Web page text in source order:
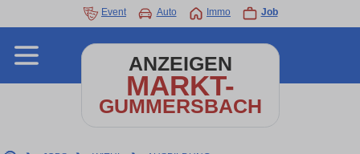
Event Auto Immo Job
ANZEIGEN
MARKT-
GUMMERSBACH